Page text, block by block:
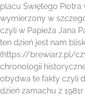
placu Świętego Piotra
wymierzony w
czyli w Papieża Jana
ten dzień jest nam
(https://brewiarz.pl/
chronologii
obydwa te fakty czyli
dzień zamachu z